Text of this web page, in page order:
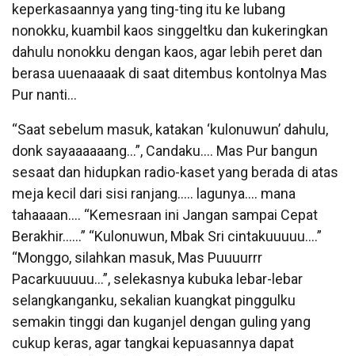
keperkasaannya yang ting-ting itu ke lubang
nonokku, kuambil kaos singgeltku dan kukeringkan
dahulu nonokku dengan kaos, agar lebih peret dan
berasa uuenaaaak di saat ditembus kontolnya Mas
Pur nanti…
“Saat sebelum masuk, katakan ‘kulonuwun’ dahulu,
donk sayaaaaaang…”, Candaku…. Mas Pur bangun
sesaat dan hidupkan radio-kaset yang berada di atas
meja kecil dari sisi ranjang….. lagunya…. mana
tahaaaan…. “Kemesraan ini Jangan sampai Cepat
Berakhir……” “Kulonuwun, Mbak Sri cintakuuuuu….”
“Monggo, silahkan masuk, Mas Puuuurrr
Pacarkuuuuu…”, selekasnya kubuka lebar-lebar
selangkanganku, sekalian kuangkat pinggulku
semakin tinggi dan kuganjel dengan guling yang
cukup keras, agar tangkai kepuasannya dapat